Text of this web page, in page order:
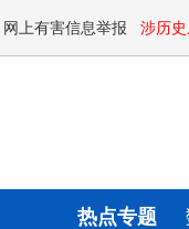
网上有害信息举报 涉历
热点专题